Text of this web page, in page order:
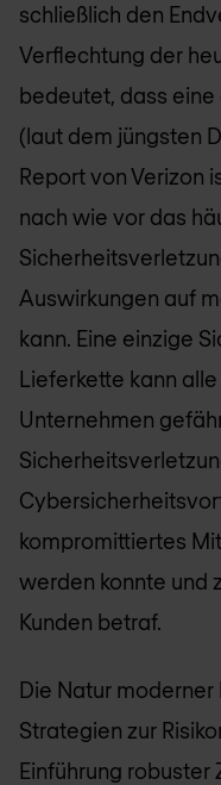
schließlich den
Verflechtung der
bedeutet, dass
(laut dem jüngsten
Report von Verizon
nach wie vor das
Auswirkungen auf
kann. Eine einzige
Lieferkette kann
Unternehmen
kompromittiertes
werden konnte und
Kunden betraf.
Die Natur
Strategien zur
Einführung robuster